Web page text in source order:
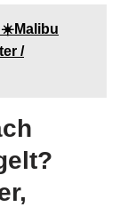
☀️Malibu
/